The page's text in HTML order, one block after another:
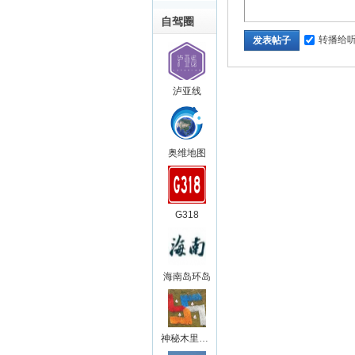
自驾圈
泸亚线
奥维地图
G318
海南岛环岛
神秘木里王国
发表帖子 转播给